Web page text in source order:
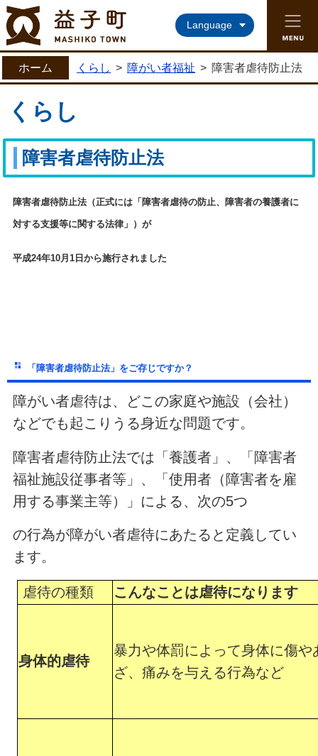
益子町ホームページ
Language
ホーム くらし > 障がい者福祉 > 障害者虐待防止法
くらし
障害者虐待防止法
障害者虐待防止法（正式には「障害者虐待の防止、障害者の養護者に
対する支援等に関する法律」） が
平成24年10月 1日から施行されました
「障害者虐待防止法」をご存じですか？
障がい者虐待は、どこの家庭や施設（会社）
などでも起こりうる身近な問題です。
障害者虐待防止法では「養護者」、「障害者
福祉施設従事者等」、「使用者（障害者を雇
用する事業主等）」による、次の5つ
の行為が障がい者虐待にあたると定義してい
ます。
虐待の種類 こんなことは虐待になります
身体的虐待
暴力や体罰によって身体に傷や
ざ、痛みを与える行為など